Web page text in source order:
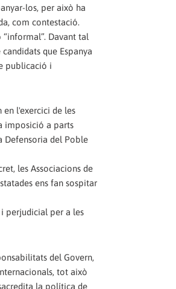
los, per això ha
com contestació.
Davant tal
que Espanya
publicació i
l'exercici de les
imposició a parts
Defensoria del Poble
les Associacions de
ens fan sospitar
perjudicial per a les
del Govern,
tot això
la política de